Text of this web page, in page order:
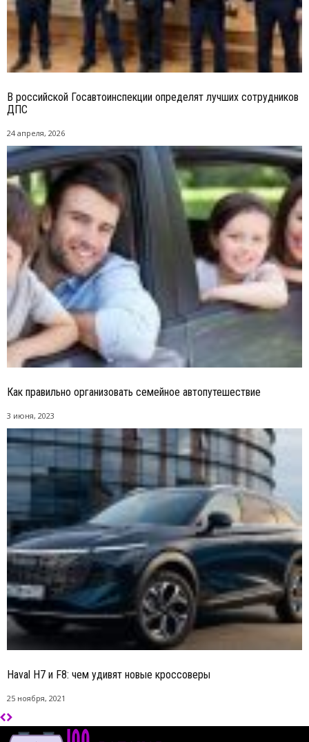
В российской Госавтоинспекции определят лучших сотрудников
ДПС
24 апреля, 2026
Как правильно организовать семейное автопутешествие
3 июня, 2023
Haval H7 и F8: чем удивят новые кроссоверы
25 ноября, 2021